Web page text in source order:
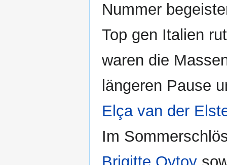
Nummer
Top gen Italien
waren die
längeren Pause
Elça van der
Im